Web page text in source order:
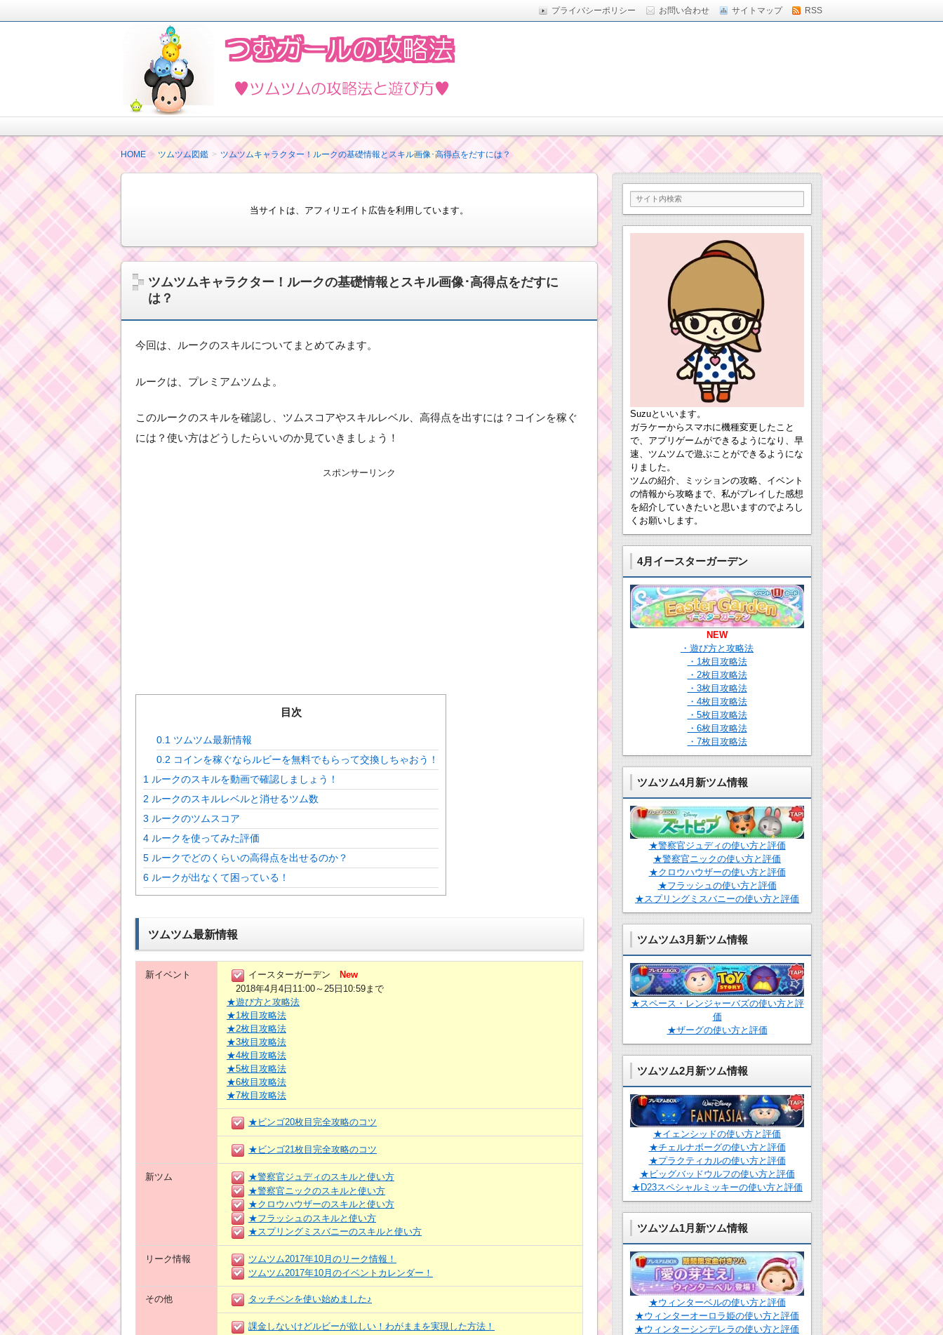
お問い合わせ サイトマップ RSS
プライバシーポリシー
ツムツムの攻略法と遊び方
2018年4月ツムツムを楽しく攻略した実際の方法をまとめています。5月の新イベントや新ツムな
ど最新情報も紹介しています。
HOME ツムツム図鑑 ツムツムキャラクター！ルークの基礎情報とスキル画像･高得点をだすには？
当サイトは、アフィリエイト広告を利用しています。
ツムツムキャラクター！ルークの基礎情報とスキル画像･高得点をだすに
は？
今回は、ルークのスキルについてまとめてみます。
ルークは、プレミアムツムよ。
このルークのスキルを確認し、ツムスコアやスキルレベル、高得点を出すには？コインを稼ぐ
には？使い方はどうしたらいいのか見ていきましょう！
スポンサーリンク
目次
0.1 ツムツム最新情報
0.2 コインを稼ぐならルビーを無料でもらって交換しちゃおう！
1 ルークのスキルを動画で確認しましょう！
2 ルークのスキルレベルと消せるツム数
3 ルークのツムスコア
4 ルークを使ってみた評価
5 ルークでどのくらいの高得点を出せるのか？
6 ルークが出なくて困っている！
ツムツム最新情報
新イベント イースターガーデン New
2018年4月4日11:00～25日10:59まで
★遊び方と攻略法
★1枚目攻略法
★2枚目攻略法
★3枚目攻略法
★4枚目攻略法
★5枚目攻略法
★6枚目攻略法
★7枚目攻略法
★ビンゴ20枚目完全攻略のコツ
★ビンゴ21枚目完全攻略のコツ
新ツム
★警察官ジュディのスキルと使い方
★警察官ニックのスキルと使い方
★クロウハウザーのスキルと使い方
★フラッシュのスキルと使い方
★スプリングミスバニーのスキルと使い方
リーク情報
ツムツム2017年10月のリーク情報！
ツムツム2017年10月のイベントカレンダー！
その他 タッチペンを使い始めました♪
課金しないけどルビーが欲しい！わがままを実現した方法！
Suzuといいます。
ガラケーからスマホに機種変更したこと
で、アプリゲームができるようになり、早
速、ツムツムで遊ぶことができるようにな
りました。
ツムの紹介、ミッションの攻略、イベント
の情報から攻略まで、私がプレイした感想
を紹介していきたいと思いますのでよろし
くお願いします。
4月イースターガーデン
NEW
・遊び方と攻略法
・1枚目攻略法
・2枚目攻略法
・3枚目攻略法
・4枚目攻略法
・5枚目攻略法
・6枚目攻略法
・7枚目攻略法
ツムツム4月新ツム情報
★警察官ジュディの使い方と評価
★警察官ニックの使い方と評価
★クロウハウザーの使い方と評価
★フラッシュの使い方と評価
★スプリングミスバニーの使い方と評価
ツムツム3月新ツム情報
★スペース・レンジャーバズの使い方と評
価
★ザーグの使い方と評価
ツムツム2月新ツム情報
★イェンシッドの使い方と評価
★チェルナボーグの使い方と評価
★プラクティカルの使い方と評価
★ビッグバッドウルフの使い方と評価
★D23スペシャルミッキーの使い方と評価
ツムツム1月新ツム情報
★ウィンターベルの使い方と評価
★ウィンターオーロラ姫の使い方と評価
★ウィンターシンデレラの使い方と評価